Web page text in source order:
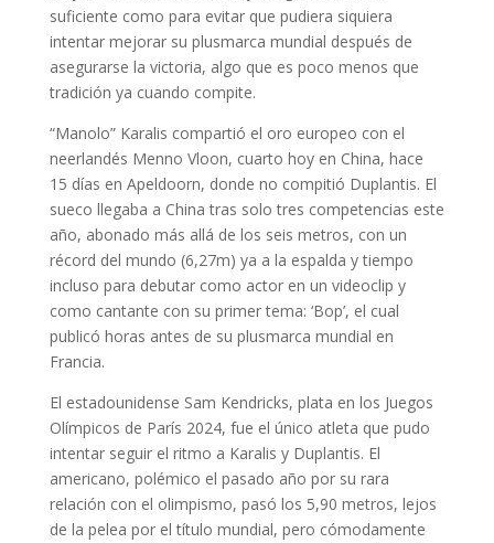
suficiente como para evitar que pudiera siquiera
intentar mejorar su plusmarca mundial después de
asegurarse la victoria, algo que es poco menos que
tradición ya cuando compite.
“Manolo” Karalis compartió el oro europeo con el
neerlandés Menno Vloon, cuarto hoy en China, hace
15 días en Apeldoorn, donde no compitió Duplantis. El
sueco llegaba a China tras solo tres competencias este
año, abonado más allá de los seis metros, con un
récord del mundo (6,27m) ya a la espalda y tiempo
incluso para debutar como actor en un videoclip y
como cantante con su primer tema: ‘Bop’, el cual
publicó horas antes de su plusmarca mundial en
Francia.
El estadounidense Sam Kendricks, plata en los Juegos
Olímpicos de París 2024, fue el único atleta que pudo
intentar seguir el ritmo a Karalis y Duplantis. El
americano, polémico el pasado año por su rara
relación con el olimpismo, pasó los 5,90 metros, lejos
de la pelea por el título mundial, pero cómodamente